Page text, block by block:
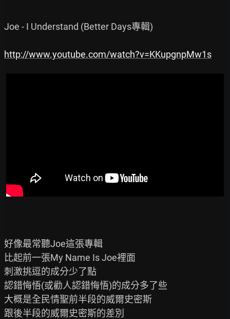
Joe - I Understand (Better Days專輯)
http://www.youtube.com/watch?v=KKupgnpMw1s
好像最常聽Joe這張專輯
比起前一張My Name Is Joe裡面
刺激挑逗的成分少了點
認錯悔悟(或勸人認錯悔悟)的成分多了些
大概是全民情聖前半段的威爾史密斯
跟後半段的威爾史密斯的差別